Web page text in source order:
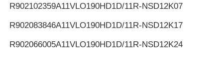
R902102359A11VLO190HD1D/11R-NSD12K07
R902083846A11VLO190HD1D/11R-NSD12K17
R902066005A11VLO190HD1D/11R-NSD12K24